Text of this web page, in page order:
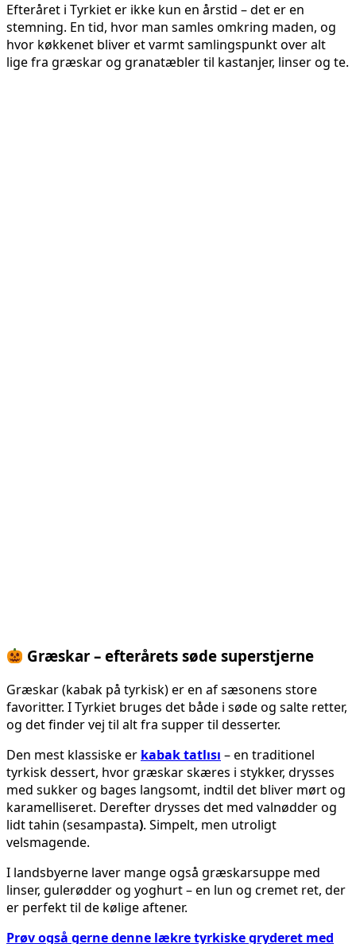
Efteråret i Tyrkiet er ikke kun en årstid – det er en
stemning. En tid, hvor man samles omkring maden, og
hvor køkkenet bliver et varmt samlingspunkt over alt
lige fra græskar og granatæbler til kastanjer, linser og te.
Græskar – efterårets søde superstjerne
Græskar (kabak på tyrkisk) er en af sæsonens store
favoritter. I Tyrkiet bruges det både i søde og salte retter,
og det finder vej til alt fra supper til desserter.
Den mest klassiske er kabak tatlısı – en traditionel
tyrkisk dessert, hvor græskar skæres i stykker, drysses
med sukker og bages langsomt, indtil det bliver mørt og
karamelliseret. Derefter drysses det med valnødder og
lidt tahin (sesampasta). Simpelt, men utroligt
velsmagende.
I landsbyerne laver mange også græskarsuppe med
linser, gulerødder og yoghurt – en lun og cremet ret, der
er perfekt til de kølige aftener.
Prøv også gerne denne lækre tyrkiske gryderet med